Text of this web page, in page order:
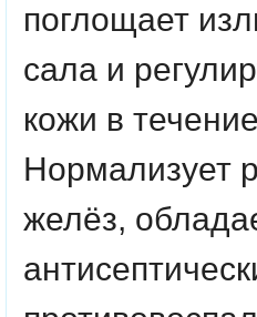
поглощает
сала и
кожи в
Нормализует
желёз,